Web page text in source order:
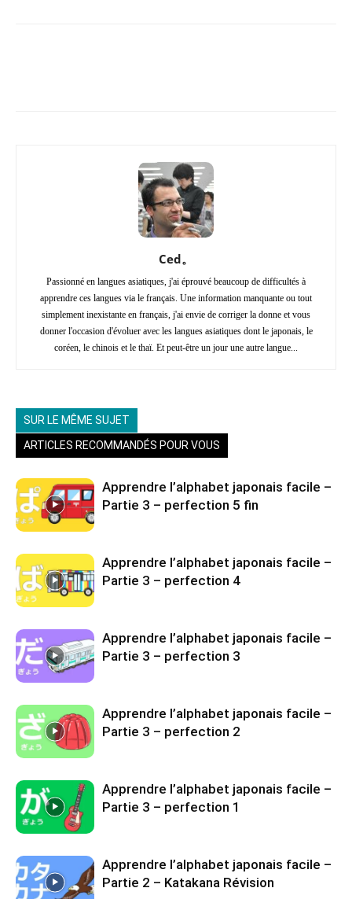
Ced。
Passionné en langues asiatiques, j'ai éprouvé beaucoup de difficultés à
apprendre ces langues via le français. Une information manquante ou tout
simplement inexistante en français, j'ai envie de corriger la donne et vous
donner l'occasion d'évoluer avec les langues asiatiques dont le japonais, le
coréen, le chinois et le thaï. Et peut-être un jour une autre langue...
SUR LE MÊME SUJET
ARTICLES RECOMMANDÉS POUR VOUS
Apprendre l’alphabet japonais facile –
Partie 3 – perfection 5 fin
Apprendre l’alphabet japonais facile –
Partie 3 – perfection 4
Apprendre l’alphabet japonais facile –
Partie 3 – perfection 3
Apprendre l’alphabet japonais facile –
Partie 3 – perfection 2
Apprendre l’alphabet japonais facile –
Partie 3 – perfection 1
Apprendre l’alphabet japonais facile –
Partie 2 – Katakana Révision